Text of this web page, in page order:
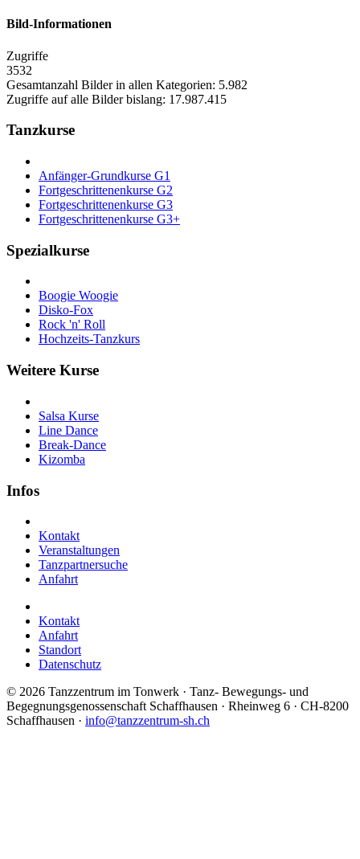
Bild-Informationen
Zugriffe
3532
Gesamtanzahl Bilder in allen Kategorien: 5.982
Zugriffe auf alle Bilder bislang: 17.987.415
Tanzkurse
Anfänger-Grundkurse G1
Fortgeschrittenenkurse G2
Fortgeschrittenenkurse G3
Fortgeschrittenenkurse G3+
Spezialkurse
Boogie Woogie
Disko-Fox
Rock 'n' Roll
Hochzeits-Tanzkurs
Weitere Kurse
Salsa Kurse
Line Dance
Break-Dance
Kizomba
Infos
Kontakt
Veranstaltungen
Tanzpartnersuche
Anfahrt
Kontakt
Anfahrt
Standort
Datenschutz
© 2026 Tanzzentrum im Tonwerk · Tanz- Bewegungs- und
Begegnungsgenossenschaft Schaffhausen · Rheinweg 6 · CH-8200
Schaffhausen · info@tanzzentrum-sh.ch